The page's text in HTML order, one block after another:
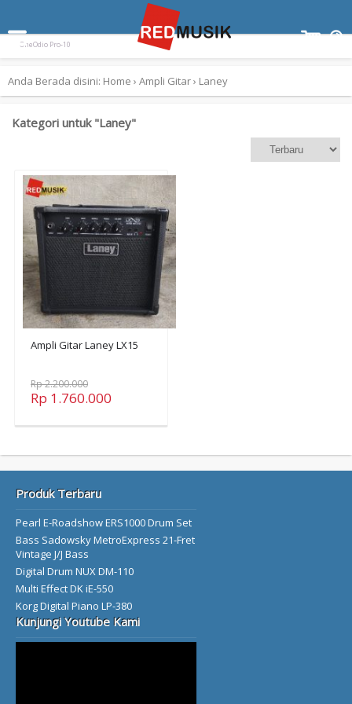
Paladin SK-55 Ampli Gitar Blackstar ID Core 10 V3
Keyboard Yamaha EZ300
OneOdio Pro-10
Anda Berada disini: Home › Ampli Gitar› Laney
Kategori untuk "Laney"
Ampli Gitar Laney LX15
Rp 2.200.000
Rp 1.760.000
Produk Terbaru
Pearl E-Roadshow ERS1000 Drum Set
Bass Sadowsky MetroExpress 21-Fret
Vintage J/J Bass
Digital Drum NUX DM-110
Multi Effect DK iE-550
Korg Digital Piano LP-380
Kunjungi Youtube Kami